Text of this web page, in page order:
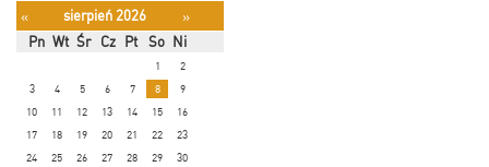
« sierpień 2026
»
Pn Wt Śr Cz Pt So Ni
1
2
3
4 5 6 7 8
9
10
11 12 13 14 15
16
17
18 19 20 21 22
23
24
25 26 27 28 29 30